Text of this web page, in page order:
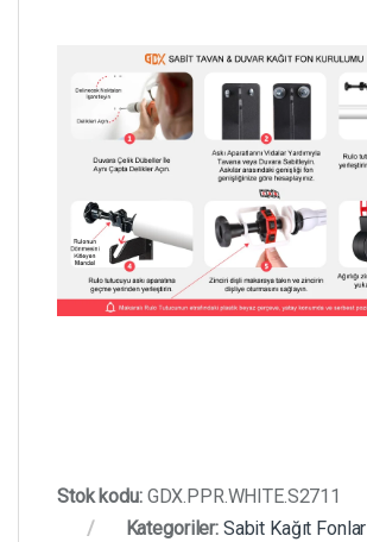
Stok kodu: GDX.PPR.WHITE.S2711
Kategoriler: Sabit Kağıt Fonlar